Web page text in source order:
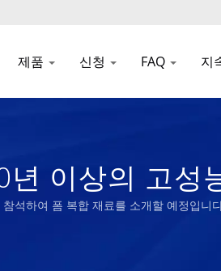
제품 신청 FAQ 지
이상의 고성
석하여 폼 복합 재료를 소개할 예정입니